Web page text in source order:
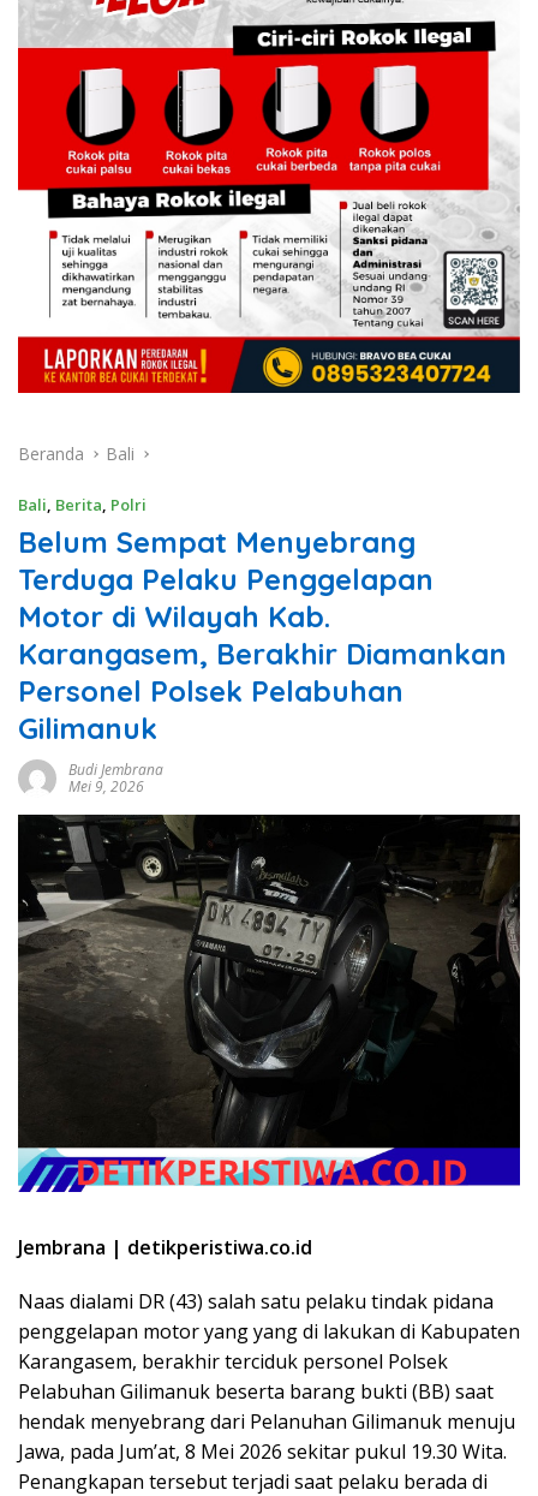
Beranda Bali
Bali, Berita, Polri
Belum Sempat Menyebrang
Terduga Pelaku Penggelapan
Motor di Wilayah Kab.
Karangasem, Berakhir Diamankan
Personel Polsek Pelabuhan
Gilimanuk
Budi Jembrana
Mei 9, 2026
Jembrana | detikperistiwa.co.id
Naas dialami DR (43) salah satu pelaku tindak pidana
penggelapan motor yang yang di lakukan di Kabupaten
Karangasem, berakhir terciduk personel Polsek
Pelabuhan Gilimanuk beserta barang bukti (BB) saat
hendak menyebrang dari Pelanuhan Gilimanuk menuju
Jawa, pada Jum’at, 8 Mei 2026 sekitar pukul 19.30 Wita.
Penangkapan tersebut terjadi saat pelaku berada di